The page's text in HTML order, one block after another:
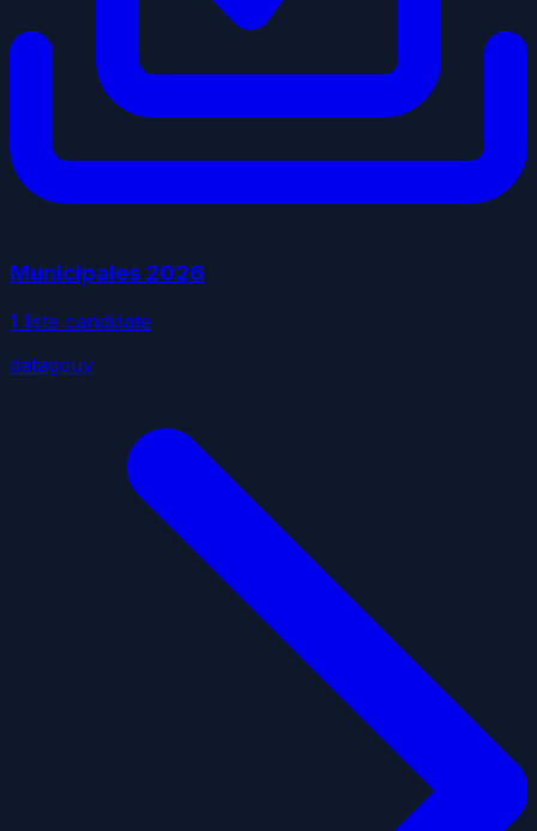
Municipales 2026
1 liste candidate
datagouv